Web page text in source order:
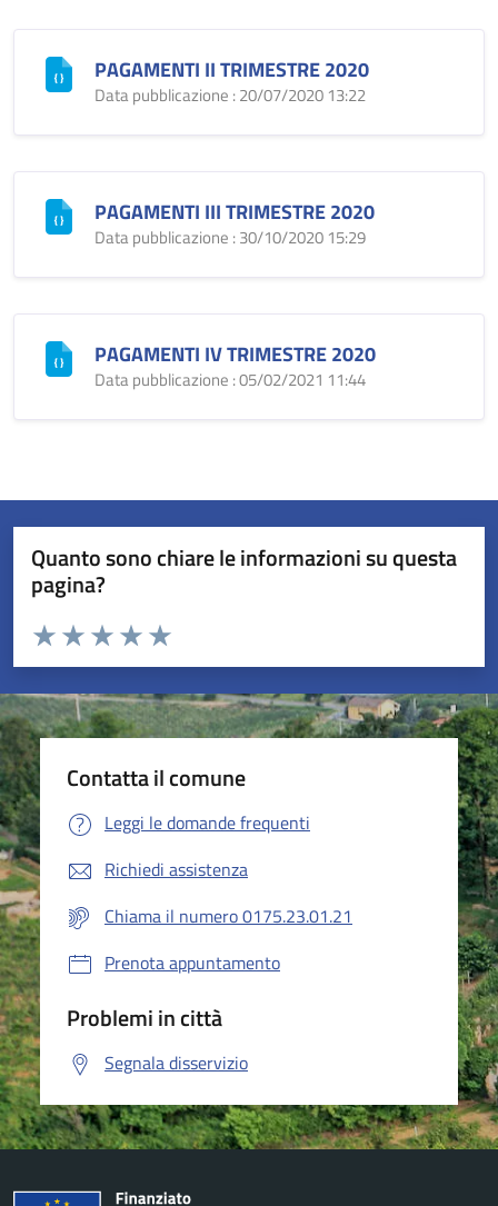
PAGAMENTI II TRIMESTRE 2020
Data pubblicazione : 20/07/2020 13:22
PAGAMENTI III TRIMESTRE 2020
Data pubblicazione : 30/10/2020 15:29
PAGAMENTI IV TRIMESTRE 2020
Data pubblicazione : 05/02/2021 11:44
Quanto sono chiare le informazioni su questa
pagina?
Valuta da 1 a 5 stelle la pagina
Valuta 5 stelle su 5
Valuta 4 stelle su 5
Valuta 3 stelle su 5
Valuta 2 stelle su 5
Valuta 1 stelle su 5
Contatta il comune
Leggi le domande frequenti
Richiedi assistenza
Chiama il numero 0175.23.01.21
Prenota appuntamento
Problemi in città
Segnala disservizio